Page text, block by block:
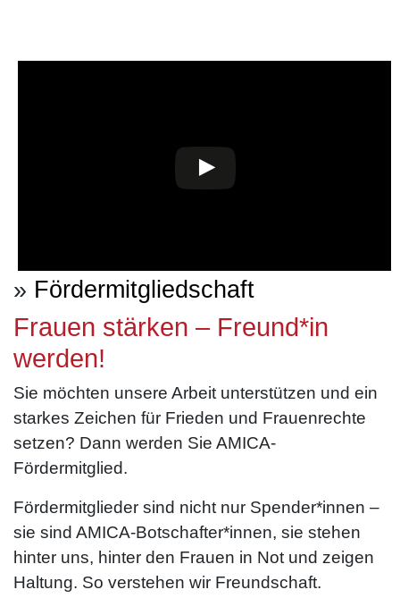
» Fördermitgliedschaft
Frauen stärken – Freund*in
werden!
Sie möchten unsere Arbeit unterstützen und ein
starkes Zeichen für Frieden und Frauenrechte
setzen? Dann werden Sie AMICA-
Fördermitglied.
Fördermitglieder sind nicht nur Spender*innen –
sie sind AMICA-Botschafter*innen, sie stehen
hinter uns, hinter den Frauen in Not und zeigen
Haltung. So verstehen wir Freundschaft.